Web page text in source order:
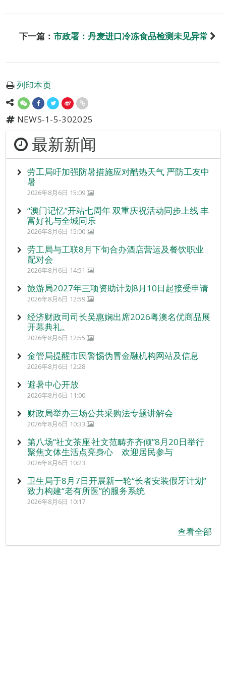
下一篇： 市政署：丹麦进口冷冻食品检测未见异常
列印本页
NEWS-1-5-302025
最新新闻
劳工局吁加强防暑措施应对酷热天气 严防工友中
暑
2026年8月6日 15:09
“澳门记忆”开站七周年 双重庆祝活动同步上线 丰
富好礼与全城同乐
2026年8月6日 15:00
劳工局与工联8月下旬合办酒店营运及餐饮职业
配对会
2026年8月6日 14:51
旅游局2027年三项资助计划8月10日起接受申请
2026年8月6日 12:59
经济财政司司长吴惠娴出席2026粤澳名优商品展
开幕典礼。
2026年8月6日 12:55
金管局提醒市民警惕伪冒金融机构网站及信息
2026年8月6日 12:28
避暑中心开放
2026年8月6日 11:00
财政局举办三场公共采购法专题讲解会
2026年8月6日 10:33
第八场“社文茶座‧社文范畴齐齐倾”8月20日举行
聚焦文体生活点亮身心 欢迎居民参与
2026年8月6日 10:23
卫生局于8月7日开展新一轮“长者安装假牙计划”
致力构建“老有所医”的服务系统
2026年8月6日 10:17
查看全部